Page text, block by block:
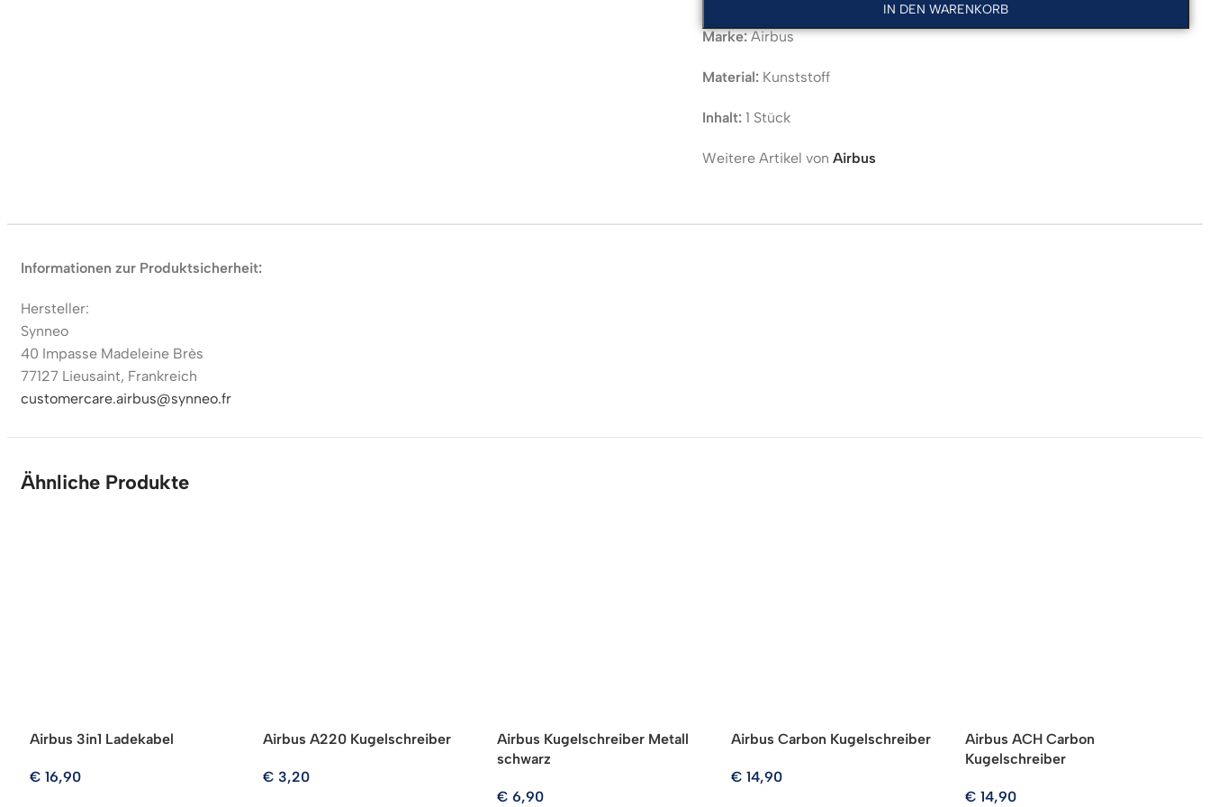
IN DEN WARENKORB
Marke:Airbus
Material:Kunststoff
Inhalt:1 Stück
Weitere Artikel von Airbus
Informationen zur Produktsicherheit:
Hersteller:
Synneo
40 Impasse Madeleine Brès
77127 Lieusaint, Frankreich
customercare.airbus@synneo.fr
Ähnliche Produkte
Airbus 3in1 Ladekabel
€ 16,90
Airbus A220 Kugelschreiber
€ 3,20
Airbus Kugelschreiber Metall
schwarz
€ 6,90
Airbus Carbon Kugelschreiber
€ 14,90
Airbus ACH Carbon
Kugelschreiber
€ 14,90